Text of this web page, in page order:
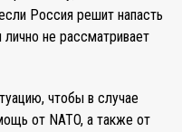
Россия решит напасть
не рассматривает
чтобы в случае
от NATO, а также от